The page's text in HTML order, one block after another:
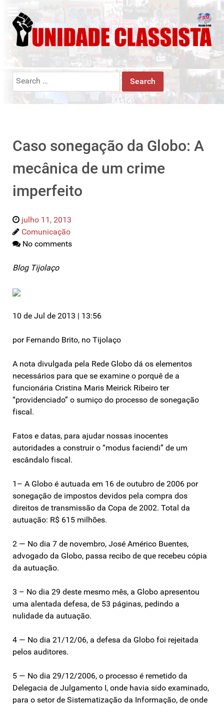
Search
Caso sonegação da Globo: A
mecânica de um crime
imperfeito
julho 11, 2013
Comunicação
No comments
Blog Tijolaço
10 de Jul de 2013 | 13:56
por Fernando Brito, no Tijolaço
A nota divulgada pela Rede Globo dá os elementos
necessários para que se examine o porquê de a
funcionária Cristina Maris Meirick Ribeiro ter
“providenciado” o sumiço do processo de sonegação
fiscal.
Fatos e datas, para ajudar nossas inocentes
autoridades a construir o “modus faciendi” de um
escândalo fiscal.
1– A Globo é autuada em 16 de outubro de 2006 por
sonegação de impostos devidos pela compra dos
direitos de transmissão da Copa de 2002. Total da
autuação: R$ 615 milhões.
2 — No dia 7 de novembro, José Américo Buentes,
advogado da Globo, passa recibo de que recebeu cópia
da autuação.
3 – No dia 29 deste mesmo mês, a Globo apresentou
uma alentada defesa, de 53 páginas, pedindo a
nulidade da autuação.
4 — No dia 21/12/06, a defesa da Globo foi rejeitada
pelos auditores.
5 — No dia 29/12/2006, o processo é remetido da
Delegacia de Julgamento I, onde havia sido examinado,
para o setor de Sistematização da Informação, de onde